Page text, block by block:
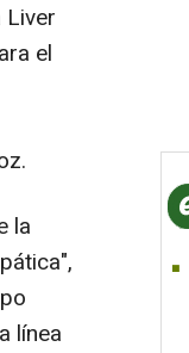
el
la
línea